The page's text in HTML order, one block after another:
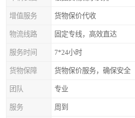
增值服务 货物保价代收
物流线路 固定专线，高效直达
服务时间 7*24小时
货物保障 货物保价服务，确保安全
团队 专业
服务 周到